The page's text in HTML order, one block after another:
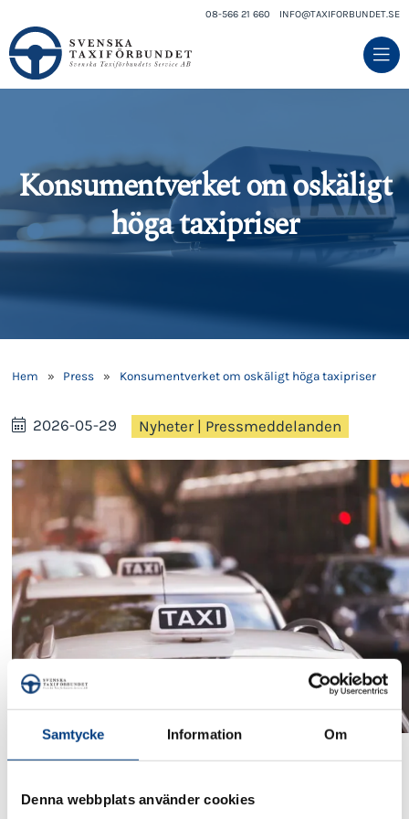
Samtycke Information Om
Denna webbplats använder cookies
08-566 21 660 INFO@TAXIFORBUNDET.SE
Konsumentverket om oskäligt
höga taxipriser
Hem » Press » Konsumentverket om oskäligt höga taxipriser
2026-05-29 Nyheter| Pressmeddelanden
anmälningar om oskäligt höga priser på taxiresor har
mer än dubblerat mellan 2024 och 2025. En dyster